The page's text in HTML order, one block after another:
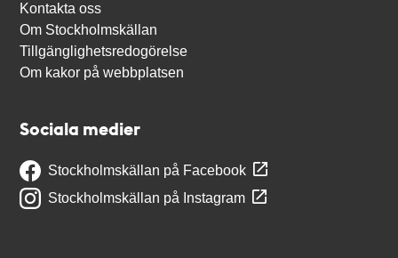
Kontakta oss
Om Stockholmskällan
Tillgänglighetsredogörelse
Om kakor på webbplatsen
Sociala medier
Stockholmskällan på Facebook
Stockholmskällan på Instagram